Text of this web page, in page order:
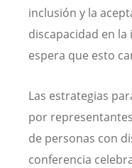
inclusión y la
discapacidad en la
espera que esto
Las estrategias
por
de personas con
conferencia